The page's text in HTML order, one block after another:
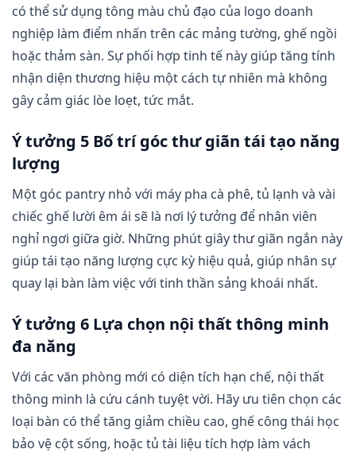
có thể sử dụng tông màu chủ đạo của logo doanh
nghiệp làm điểm nhấn trên các mảng tường, ghế ngồi
hoặc thảm sàn. Sự phối hợp tinh tế này giúp tăng tính
nhận diện thương hiệu một cách tự nhiên mà không
gây cảm giác lòe loẹt, tức mắt.
Ý tưởng 5 Bố trí góc thư giãn tái tạo năng
lượng
Một góc pantry nhỏ với máy pha cà phê, tủ lạnh và vài
chiếc ghế lười êm ái sẽ là nơi lý tưởng để nhân viên
nghỉ ngơi giữa giờ. Những phút giây thư giãn ngắn này
giúp tái tạo năng lượng cực kỳ hiệu quả, giúp nhân sự
quay lại bàn làm việc với tinh thần sảng khoái nhất.
Ý tưởng 6 Lựa chọn nội thất thông minh
đa năng
Với các văn phòng mới có diện tích hạn chế, nội thất
thông minh là cứu cánh tuyệt vời. Hãy ưu tiên chọn các
loại bàn có thể tăng giảm chiều cao, ghế công thái học
bảo vệ cột sống, hoặc tủ tài liệu tích hợp làm vách